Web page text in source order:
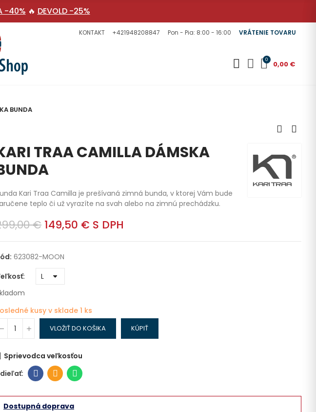
-40% 🔥 DEVOLD -25%
KONTAKT +421948208847 Pon - Pia: 8:00 - 16:00 VRÁTENIE TOVARU
0 0,00 €
BUNDA
TRAA CAMILLA DÁMSKA
Kari Traa Camilla je prešívaná zimná bunda, v ktorej Vám bude
teplo či už vyrazíte na svah alebo na zimnú prechádzku.
€ 149,50 € S DPH
623082-MOON
kusy v sklade1 ks
VLOŽIŤ DO KOŠIKA KÚPIŤ
Sprievodca veľkosťou
Dostupná doprava